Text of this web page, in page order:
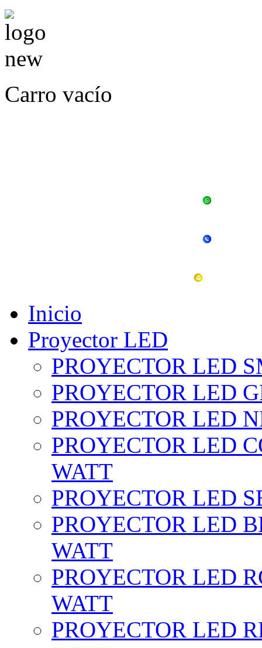
Carro vacío
Inicio
Proyector LED
PROYECTOR LED
PROYECTOR LED
PROYECTOR LED
PROYECTOR LED
WATT
PROYECTOR LED
PROYECTOR LED
WATT
PROYECTOR LED
WATT
PROYECTOR LED